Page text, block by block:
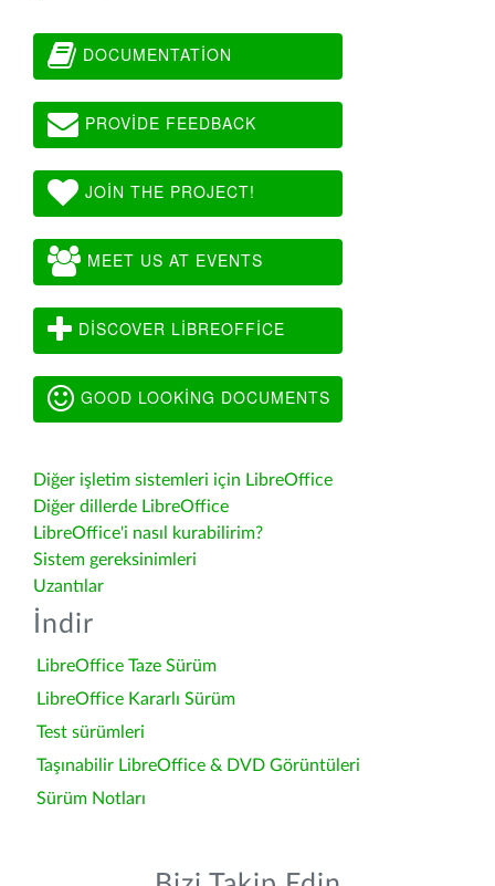
DOCUMENTATION
PROVIDE FEEDBACK
JOIN THE PROJECT!
MEET US AT EVENTS
DISCOVER LIBREOFFICE
GOOD LOOKING DOCUMENTS
Diğer işletim sistemleri için LibreOffice
Diğer dillerde LibreOffice
LibreOffice'i nasıl kurabilirim?
Sistem gereksinimleri
Uzantılar
İndir
LibreOffice Taze Sürüm
LibreOffice Kararlı Sürüm
Test sürümleri
Taşınabilir LibreOffice & DVD Görüntüleri
Sürüm Notları